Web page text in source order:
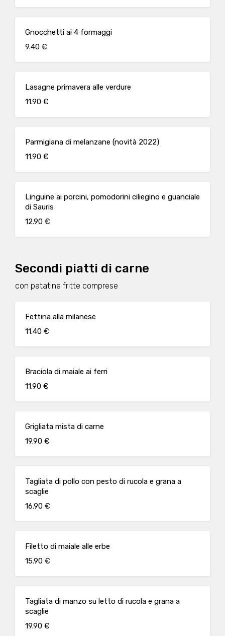
Gnocchetti ai 4 formaggi
9.40 €
Lasagne primavera alle verdure
11.90 €
Parmigiana di melanzane (novità 2022)
11.90 €
Linguine ai porcini, pomodorini ciliegino e guanciale
di Sauris
12.90 €
Secondi piatti di carne
con patatine fritte comprese
Fettina alla milanese
11.40 €
Braciola di maiale ai ferri
11.90 €
Grigliata mista di carne
19.90 €
Tagliata di pollo con pesto di rucola e grana a
scaglie
16.90 €
Filetto di maiale alle erbe
15.90 €
Tagliata di manzo su letto di rucola e grana a
scaglie
19.90 €